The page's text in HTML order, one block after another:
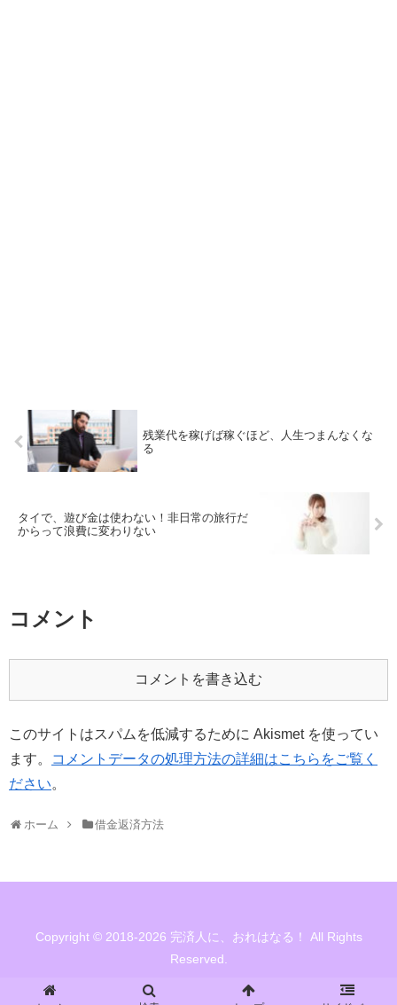
残業代を稼げば稼ぐほど、人生つまんなくな
る
タイで、遊び金は使わない！非日常の旅行だ
からって浪費に変わりない
コメント
コメントを書き込む
このサイトはスパムを低減するために Akismet を使ってい
ます。
コメントデータの処理方法の詳細はこちらをご覧く
ださい。
ホーム 借金返済方法
Copyright © 2018-2026 完済人に、おれはなる！ All Rights
Reserved.